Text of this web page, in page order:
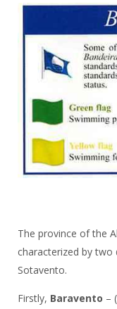
The province of the
characterized by two
Sotavento.
Firstly, Baravento –